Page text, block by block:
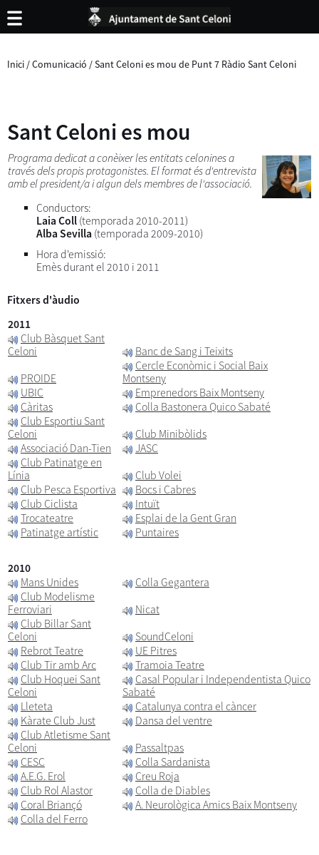
Inici /Comunicació /Sant Celoni es mou de Punt 7 Ràdio Sant Celoni
Sant Celoni es mou
Programa dedicat a conèixer les entitats celonines a
través dels propis protagonistes. El format és d'entrevista
amb el president/a i algun dels membres de l'associació.
Conductors:
Laia Coll (temporada 2010-2011)
Alba Sevilla (temporada 2009-2010)
Hora d'emissió:
Emès durant el 2010 i 2011
Fitxers d'àudio
2011
Club Bàsquet Sant
Celoni
Banc de Sang i Teixits
PROIDE
Cercle Econòmic i Social Baix
Montseny
UBIC
Emprenedors Baix Montseny
Càritas
Colla Bastonera Quico Sabaté
Club Esportiu Sant
Celoni
Club Minibòlids
Associació Dan-Tien
JASC
Club Patinatge en
Línia
Club Volei
Club Pesca Esportiva
Bocs i Cabres
Club Ciclista
Intuït
Trocateatre
Esplai de la Gent Gran
Patinatge artístic
Puntaires
2010
Mans Unides
Colla Gegantera
Club Modelisme
Ferroviari
Nicat
Club Billar Sant
Celoni
SoundCeloni
Rebrot Teatre
UE Pitres
Club Tir amb Arc
Tramoia Teatre
Club Hoquei Sant
Celoni
Casal Popular i Independentista Quico
Sabaté
Lleteta
Catalunya contra el càncer
Kàrate Club Just
Dansa del ventre
Club Atletisme Sant
Celoni
Passaltpas
CESC
Colla Sardanista
A.E.G. Erol
Creu Roja
Club Rol Alastor
Colla de Diables
Coral Briançó
A. Neurològica Amics Baix Montseny
Colla del Ferro